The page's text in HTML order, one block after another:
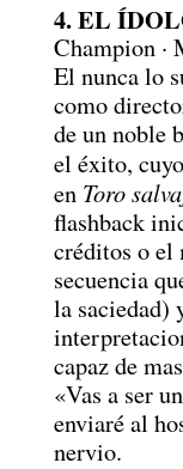
4. EL
Champion ·
El nunca lo
como
de un noble
el éxito,
en Toro
flashback
créditos o el
secuencia
la saciedad)
capaz de
«Vas a ser
enviaré al
nervio.